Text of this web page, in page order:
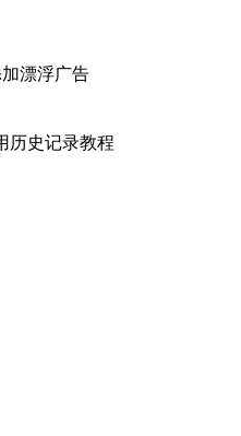
漂浮广告
历史记录教程